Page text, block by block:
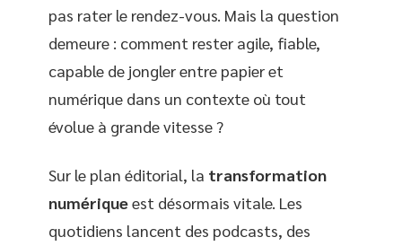
pas rater le rendez-vous. Mais la question
demeure : comment rester agile, fiable,
capable de jongler entre papier et
numérique dans un contexte où tout
évolue à grande vitesse ?
Sur le plan éditorial, la transformation
numériqueest désormais vitale. Les
quotidiens lancent des podcasts, des